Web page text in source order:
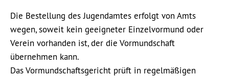
Die Bestellung des Jugendamtes erfolgt von Amts
wegen, soweit kein geeigneter Einzelvormund oder
Verein vorhanden ist, der die Vormundschaft
übernehmen kann.
Das Vormundschaftsgericht prüft in regelmäßigen